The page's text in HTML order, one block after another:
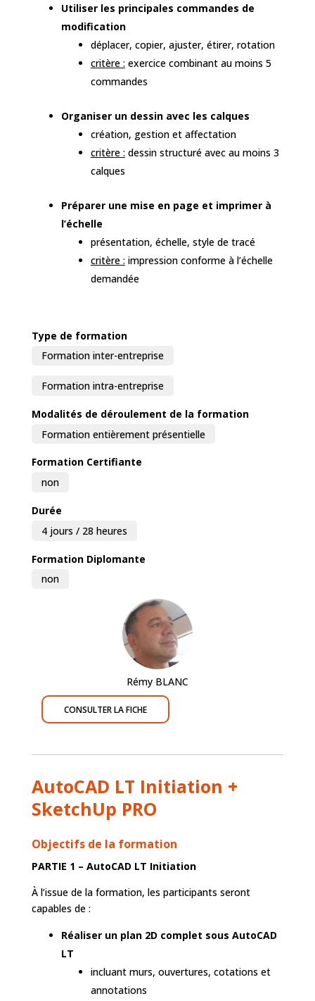
Utiliser les principales commandes de
modification
déplacer, copier, ajuster, étirer, rotation
critère : exercice combinant au moins 5
commandes
Organiser un dessin avec les calques
création, gestion et affectation
critère : dessin structuré avec au moins 3
calques
Préparer une mise en page et imprimer à
l’échelle
présentation, échelle, style de tracé
critère : impression conforme à l’échelle
demandée
Type de formation
Formation inter-entreprise
Formation intra-entreprise
Modalités de déroulement de la formation
Formation entièrement présentielle
Formation Certifiante
non
Durée
4 jours / 28 heures
Formation Diplomante
non
Rémy BLANC
CONSULTER LA FICHE
AutoCAD LT Initiation +
SketchUp PRO
Objectifs de la formation
PARTIE 1 – AutoCAD LT Initiation
À l’issue de la formation, les participants seront
capables de :
Réaliser un plan 2D complet sous AutoCAD
LT
incluant murs, ouvertures, cotations et
annotations